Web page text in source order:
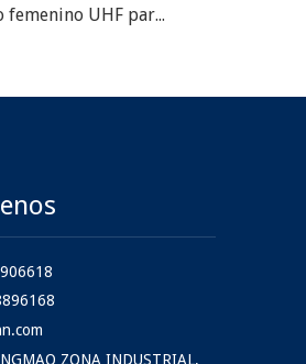
Crimpo femenino UHF para el conector RG213 RF
ZONA INDUSTRIAL,